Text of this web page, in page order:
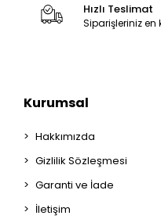
Hızlı Teslimat
Siparişleriniz en
Kurumsal
Hakkımızda
Gizlilik Sözleşmesi
Garanti ve İade
İletişim